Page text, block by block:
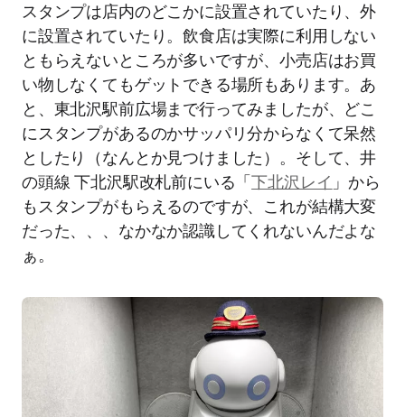
スタンプは店内のどこかに設置されていたり、外
に設置されていたり。飲食店は実際に利用しない
ともらえないところが多いですが、小売店はお買
い物しなくてもゲットできる場所もあります。あ
と、東北沢駅前広場まで行ってみましたが、どこ
にスタンプがあるのかサッパリ分からなくて呆然
としたり（なんとか見つけました）。そして、井
の頭線 下北沢駅改札前にいる「下北沢レイ 」から
もスタンプがもらえるのですが、これが結構大変
だった、、、なかなか認識してくれないんだよな
ぁ。